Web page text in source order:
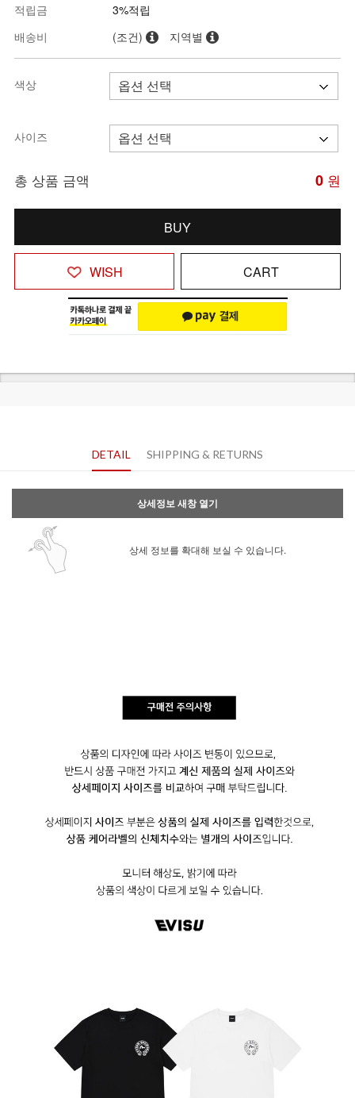
적립금
3%적립
배송비
(조건) 지역별
색상
사이즈
총 상품 금액 0 원
BUY
WISH CART
DETAIL SHIPPING & RETURNS
상세정보 새창 열기
상세 정보를 확대해 보실 수 있습니다.